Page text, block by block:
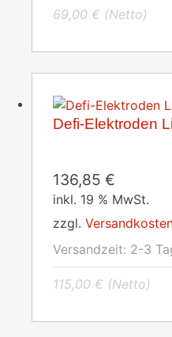
69,00 € (Netto)
Defi-Elektroden
136,85 €
inkl. 19 % MwSt.
zzgl.
Versandzeit: 2-3
115,00 € (Netto)